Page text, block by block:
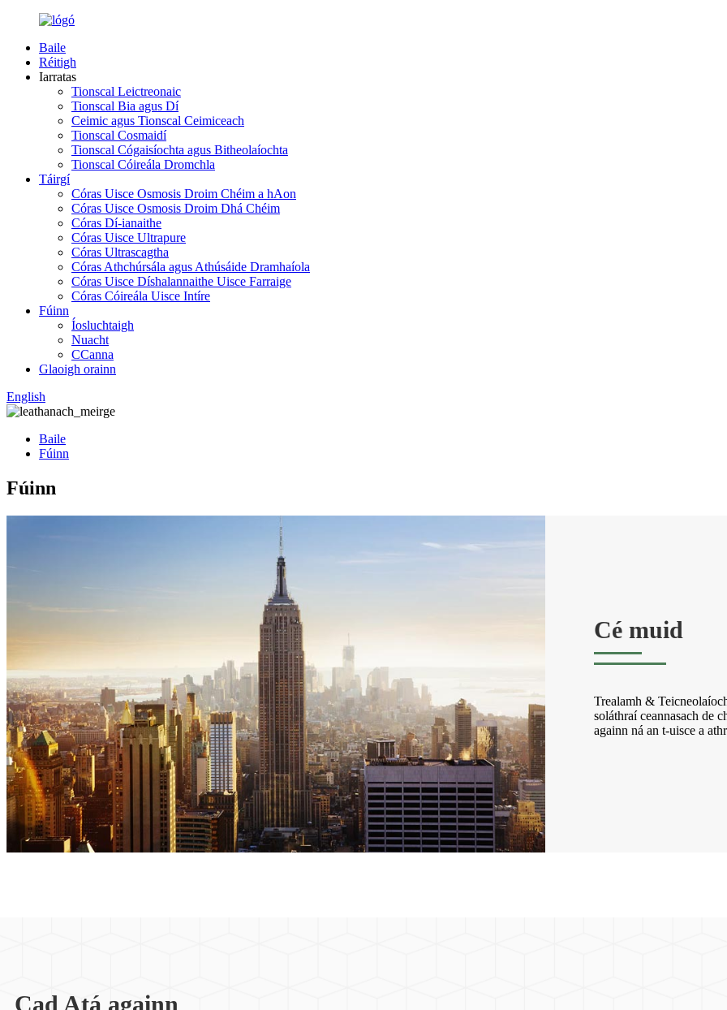
Baile
Réitigh
Iarratas
Tionscal Leictreonaic
Tionscal Bia agus Dí
Ceimic agus Tionscal Ceimiceach
Tionscal Cosmaidí
Tionscal Cógaisíochta agus Bitheolaíochta
Tionscal Cóireála Dromchla
Táirgí
Córas Uisce Osmosis Droim Chéim a hAon
Córas Uisce Osmosis Droim Dhá Chéim
Córas Dí-ianaithe
Córas Uisce Ultrapure
Córas Ultrascagtha
Córas Athchúrsála agus Athúsáide Dramhaíola
Córas Uisce Díshalannaithe Uisce Farraige
Córas Cóireála Uisce Intíre
Fúinn
Íosluchtaigh
Nuacht
CCanna
Glaoigh orainn
English
Baile
Fúinn
Fúinn
Cé muid
Trealamh &
soláthraí ceannasach de
againn ná an t-uisce a
Cad Atá againn